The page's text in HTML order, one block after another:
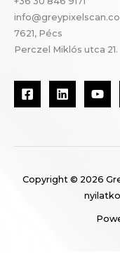
7621, Pécs
Perczel Miklós utca 21.
Copyright © 2026